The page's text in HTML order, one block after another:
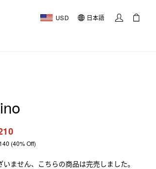
USD 日本語
(40% Off)
いません、こちらの商品は完売しました。